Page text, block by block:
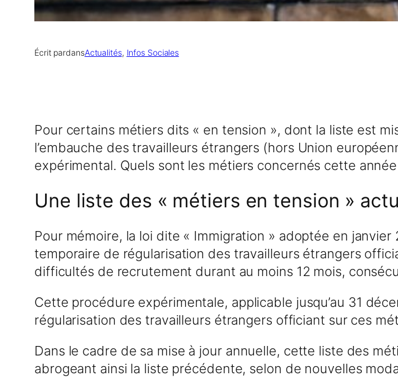
Écrit pardansActualités, Infos Sociales
Pour certains métiers dits « en tension », dont la liste est
l’embauche des travailleurs étrangers (hors Union
expérimental. Quels sont les métiers concernés cette année
Une liste des « métiers en tension »
Pour mémoire, la loi dite « Immigration » adoptée en
temporaire de régularisation des travailleurs étrangers
difficultés de recrutement durant au moins 12 mois,
Cette procédure expérimentale, applicable jusqu’au 31
régularisation des travailleurs étrangers officiant sur ces
Dans le cadre de sa mise à jour annuelle, cette liste des
abrogeant ainsi la liste précédente, selon de nouvelles